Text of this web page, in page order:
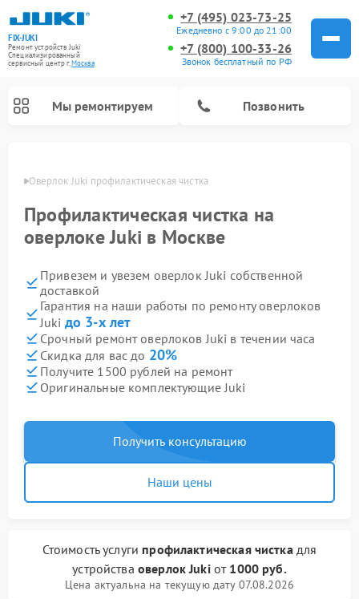
FIX-JUKI
Ремонт устройств Juki
Специализированный
cервисный центр г.Москва
+7 (495) 023-73-25
Ежедневно с 9:00 до 21:00
+7 (800) 100-33-26
Звонок бесплатный по РФ
Мы ремонтируем Позвонить
Оверлок Juki профилактическая чистка
Профилактическая чистка на
оверлоке Juki в Москве
Привезем и увезем оверлок Juki собственной
доставкой
Гарантия на наши работы по ремонту оверлоков
Juki до 3-х лет
Срочный ремонт оверлоков Juki в течении часа
Скидка для вас до 20%
Получите 1500 рублей на ремонт
Оригинальные комплектующие Juki
Получить консультацию
Наши цены
Стоимость услуги профилактическая чисткадля
устройства оверлок Jukiот 1000 руб.
Цена актуальна на текущую дату 07.08.2026